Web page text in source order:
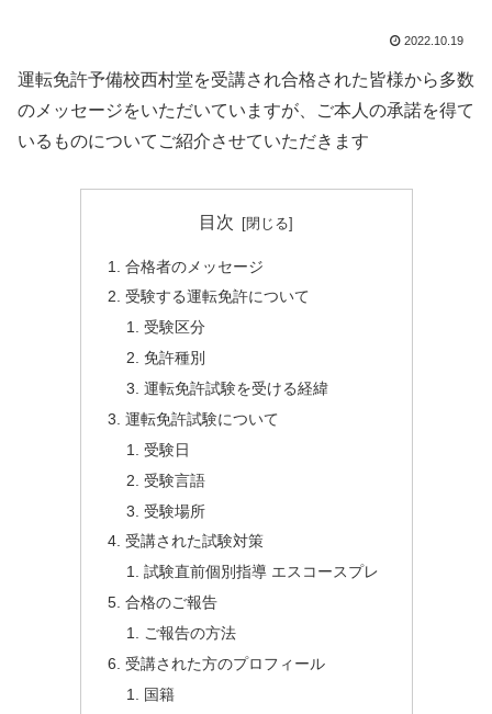
2022.10.19
運転免許予備校西村堂を受講され合格された皆様から多数
のメッセージをいただいていますが、ご本人の承諾を得て
いるものについてご紹介させていただきます
目次
合格者のメッセージ
受験する運転免許について
受験区分
免許種別
運転免許試験を受ける経緯
運転免許試験について
受験日
受験言語
受験場所
受講された試験対策
試験直前個別指導 エスコースプレ
合格のご報告
ご報告の方法
受講された方のプロフィール
国籍